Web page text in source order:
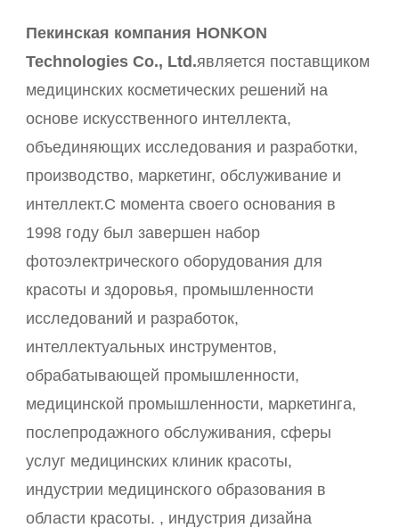
Пекинская компания HONKON
Technologies Co., Ltd.является поставщиком
медицинских косметических решений на
основе искусственного интеллекта,
объединяющих исследования и разработки,
производство, маркетинг, обслуживание и
интеллект.С момента своего основания в
1998 году был завершен набор
фотоэлектрического оборудования для
красоты и здоровья, промышленности
исследований и разработок,
интеллектуальных инструментов,
обрабатывающей промышленности,
медицинской промышленности, маркетинга,
послепродажного обслуживания, сферы
услуг медицинских клиник красоты,
индустрии медицинского образования в
области красоты. , индустрия дизайна